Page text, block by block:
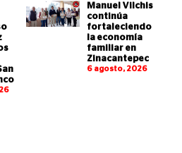
Manuel Vilchis
continúa
fortaleciendo
la economía
familiar en
Zinacantepec
6 agosto, 2026